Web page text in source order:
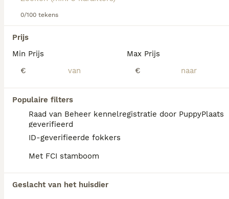
0/100 tekens
Prijs
Min Prijs
€
Max Prijs
€
Populaire filters
Raad van Beheer kennelregistratie door PuppyPlaats
geverifieerd
ID-geverifieerde fokkers
Met FCI stamboom
Geslacht van het huisdier
dit hondenras.
We hebben 0 Sarplaninac (Joegoslavische
Als je toekomstige resultaten wil zien voor deze
exacte zoekopdracht, sla dan je zoekopdracht op en
FAQ's
puppy kopen?